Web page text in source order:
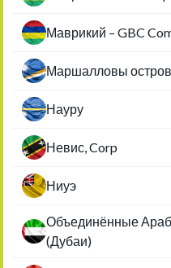
Маврикий – GBC
Маршалловы
Науру
Невис, Corp
Ниуэ
Объединённые
(Дубаи)